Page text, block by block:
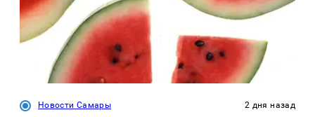
Новости Самары 2 дня назад